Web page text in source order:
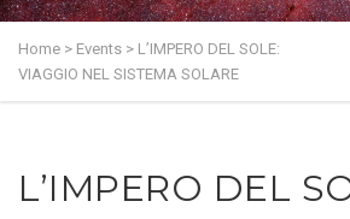
Home > Events > L’IMPERO DEL SOLE:
VIAGGIO NEL SISTEMA SOLARE
L’IMPERO DEL